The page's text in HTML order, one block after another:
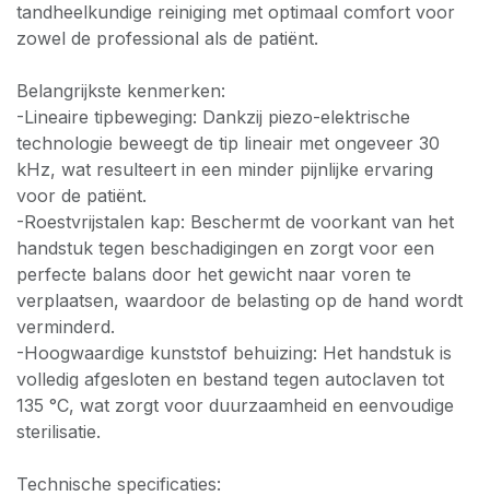
tandheelkundige reiniging met optimaal comfort voor
zowel de professional als de patiënt.
Belangrijkste kenmerken:
-Lineaire tipbeweging: Dankzij piezo-elektrische
technologie beweegt de tip lineair met ongeveer 30
kHz, wat resulteert in een minder pijnlijke ervaring
voor de patiënt.
-Roestvrijstalen kap: Beschermt de voorkant van het
handstuk tegen beschadigingen en zorgt voor een
perfecte balans door het gewicht naar voren te
verplaatsen, waardoor de belasting op de hand wordt
verminderd.
-Hoogwaardige kunststof behuizing: Het handstuk is
volledig afgesloten en bestand tegen autoclaven tot
135 °C, wat zorgt voor duurzaamheid en eenvoudige
sterilisatie.
Technische specificaties: